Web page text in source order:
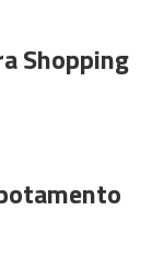
Shopping